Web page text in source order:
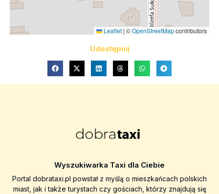
Leaflet | ©OpenStreetMapcontributors
Udostępnij
Wyszukiwarka Taxi dla Ciebie
Portal dobrataxi.pl powstał z myślą o mieszkańcach polskich
miast, jak i także turystach czy gościach, którzy znajdują się